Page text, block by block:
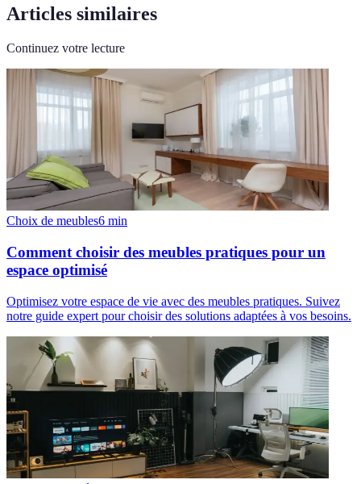
Articles similaires
Continuez votre lecture
Choix de meubles6 min
Comment choisir des meubles pratiques pour un
espace optimisé
Optimisez votre espace de vie avec des meubles pratiques. Suivez
notre guide expert pour choisir des solutions adaptées à vos besoins.